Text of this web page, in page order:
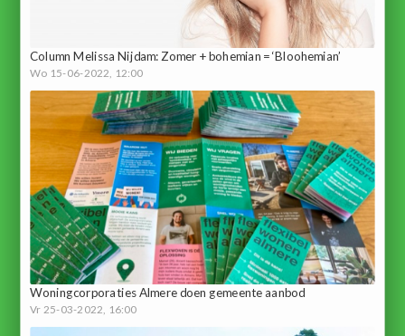
Column Melissa Nijdam: Zomer + bohemian = ‘Bloohemian’
Wo 15-06-2022, 12:00
Woningcorporaties Almere doen gemeente aanbod
Vr 25-03-2022, 16:00